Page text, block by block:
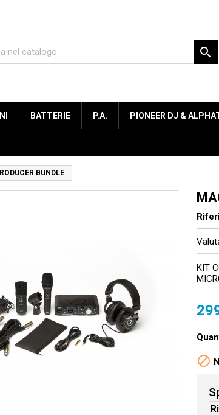

BATTERIE P.A. PIONEER DJ &
BUNDLE
KIT
